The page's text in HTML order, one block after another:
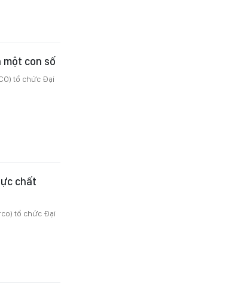
con số
tổ chức Đại
chất
tổ chức Đại